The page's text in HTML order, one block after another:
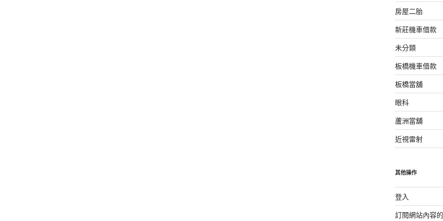
房屋二胎
新莊機車借款
未分類
板橋機車借款
板橋當舖
眼科
蘆洲當舖
近視雷射
其他操作
登入
訂閱網站內容